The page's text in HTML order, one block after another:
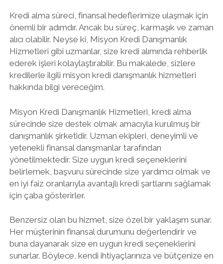
Kredi alma süreci, finansal hedeflerimize ulaşmak için
önemli bir adımdır. Ancak bu süreç, karmaşık ve zaman
alıcı olabilir. Neyse ki, Misyon Kredi Danışmanlık
Hizmetleri gibi uzmanlar, size kredi alımında rehberlik
ederek işleri kolaylaştırabilir. Bu makalede, sizlere
kredilerle ilgili misyon kredi danışmanlık hizmetleri
hakkında bilgi vereceğim.
Misyon Kredi Danışmanlık Hizmetleri, kredi alma
sürecinde size destek olmak amacıyla kurulmuş bir
danışmanlık şirketidir. Uzman ekipleri, deneyimli ve
yetenekli finansal danışmanlar tarafından
yönetilmektedir. Size uygun kredi seçeneklerini
belirlemek, başvuru sürecinde size yardımcı olmak ve
en iyi faiz oranlarıyla avantajlı kredi şartlarını sağlamak
için çaba gösterirler.
Benzersiz olan bu hizmet, size özel bir yaklaşım sunar.
Her müşterinin finansal durumunu değerlendirir ve
buna dayanarak size en uygun kredi seçeneklerini
sunarlar. Böylece, kendi ihtiyaçlarınıza ve bütçenize en